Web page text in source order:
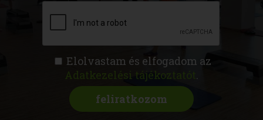
Elolvastam és elfogadom az
Adatkezelési tájékoztatót .
FITNESS AKADÉMIA
RÓLUNK MAGAZIN
CSATLAKOZZ